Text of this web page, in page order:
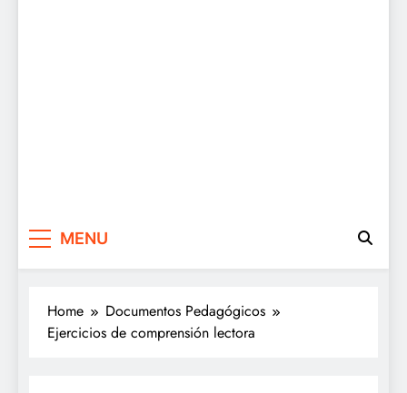
MENU
Home
Documentos Pedagógicos
Ejercicios de comprensión lectora